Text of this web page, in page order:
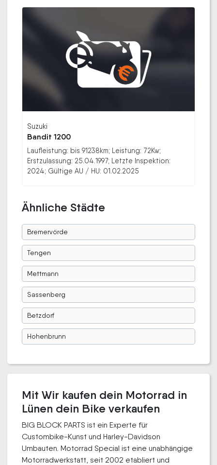
Suzuki
Bandit 1200
Laufleistung: bis 91238km; Leistung: 72Kw;
Erstzulassung: 25.04.1997; Letzte Inspektion:
2024; Gültige AU / HU: 01.02.2025
Ähnliche Städte
Bremervörde
Tengen
Mettmann
Sassenberg
Betzdorf
Hohenbrunn
Mit Wir kaufen dein Motorrad in
Lünen dein Bike verkaufen
BIG BLOCK PARTS ist ein Experte für
Custombike-Kunst und Harley-Davidson
Umbauten. Motorrad Special ist eine unabhängige
Motorradwerkstatt, seit 2002 etabliert und